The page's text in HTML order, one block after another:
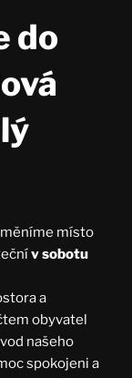
do
místo
v sobotu
a
obyvatel
našeho
spokojeni a